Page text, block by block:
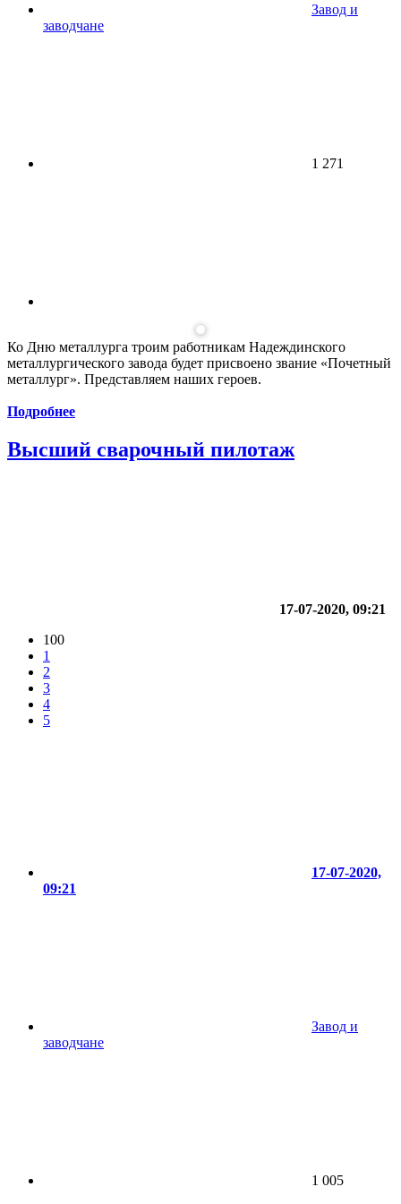
Завод и
заводчане
1 271
Ко Дню металлурга троим работникам Надеждинского
металлургического завода будет присвоено звание «Почетный
металлург». Представляем наших героев.
Подробнее
Высший сварочный пилотаж
17-07-2020, 09:21
100
1
2
3
4
5
17-07-2020,
09:21
Завод и
заводчане
1 005